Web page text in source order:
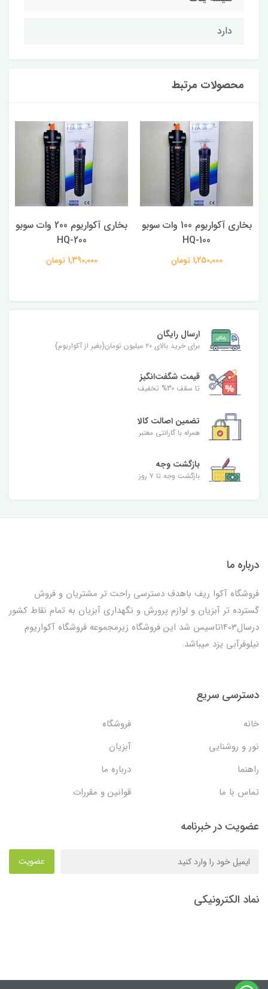
دارد
محصولات مرتبط
بخاری آکواریوم 100 وات سوبو
HQ-100
1,250,000 تومان
بخاری آکواریوم 200 وات سوبو
HQ-200
1,390,000 تومان
ارسال رایگان
برای خرید بالای ۲۰ میلیون تومان(بغیر از آکواریوم)
قیمت شگفت‌انگیز
تا سقف 30% تخفیف
تضمین اصالت کالا
همراه با گارانتی معتبر
بازگشت وجه
بازگشت وجه تا ۷ روز
درباره ما
فروشگاه آکوا ریف باهدف دسترسی راحت تر مشتریان و فروش
گسترده تر آبزیان و لوازم پرورش و نگهداری آبزیان به تمام نقاط کشور
درسال1403تاسیس شد این فروشگاه زیرمجموعه فروشگاه آکواریوم
نیلوفرآبی یزد میباشد.
دسترسی سریع
خانه
فروشگاه
نور و روشنایی
آبزیان
راهنما
درباره ما
تماس با ما
قوانین و مقررات
عضویت در خبرنامه
عضویت
نماد الکترونیکی